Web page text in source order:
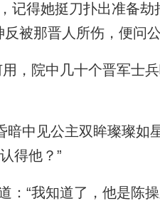
得她挺刀扑出准备劫
被那晋人所伤，便问
，院中几十个晋军士
中见公主双眸璨璨如
得他？”
“我知道了，他是陈操